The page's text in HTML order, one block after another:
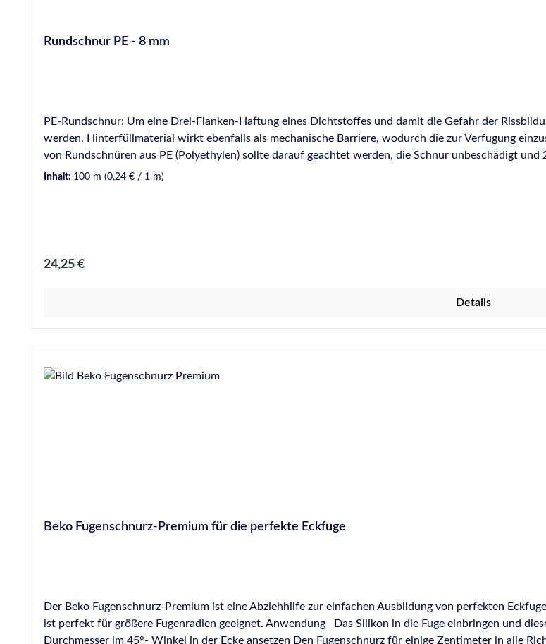
Rundschnur PE - 8 mm
PE-Rundschnur: Um eine Drei-Flanken-Haftung eines Dichtstoffes und damit die Gefahr der
werden. Hinterfüllmaterial wirkt ebenfalls als mechanische Barriere, wodurch die zur Verfugung
von Rundschnüren aus PE (Polyethylen) sollte darauf geachtet werden, die Schnur unbeschädigt
von Blasenbildung durch Ausgasen des Materials zu verhindern. Hochwertige PE-Rundschnur, 8 mm
Inhalt: 100 m (0,24 € / 1 m)
Regulärer Preis:
24,25 €
Details
Beko Fugenschnurz-Premium für die perfekte Eckfuge
Der Beko Fugenschnurz-Premium ist eine Abziehhilfe zur einfachen Ausbildung von perfekten
ist perfekt für größere Fugenradien geeignet. Anwendung Das Silikon in die Fuge einbringen und diese anschließend mit Glättmittel benetzen Fugenschnurz mit passendem
Durchmesser im 45°- Winkel in der Ecke ansetzen Den Fugenschnurz für einige Zentimeter in alle